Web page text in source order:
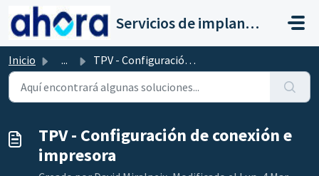
Saltar al contenido principal
Servicios de implantación a clientes de Ahora
Inicio ... TPV - Configuración de conexión e impresora
TPV - Configuración de conexión e
impresora